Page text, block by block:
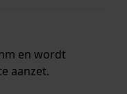
en wordt
aanzet.